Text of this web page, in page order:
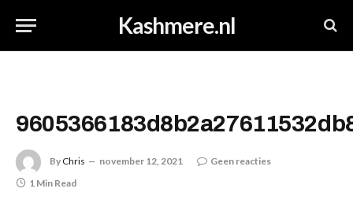
Kashmere.nl
By Chris november 12, 2021
Geen reacties
1 Min Read